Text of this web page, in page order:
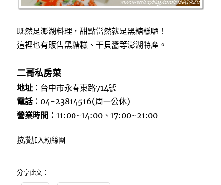
既然是澎湖料理，甜點當然就是黑糖糕囉！
這裡也有販售黑糖糕、干貝醬等澎湖特產。
二哥私房菜
地址： 台中市永春東路714號
電話： 04-23814516(周一公休)
營業時間：11:00~14:00、17:00~21:00
按讚加入粉絲團
分享此文：